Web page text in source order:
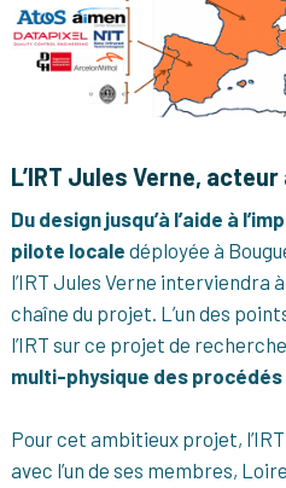
L’IRT Jules Verne,
Du design jusqu’à l’aide à
pilote locale déployée à
l’IRT Jules Verne interviendra
chaîne du projet. L’un des
l’IRT sur ce projet de
multi-physique des procédés
Pour cet ambitieux projet,
avec l’un de ses membres,